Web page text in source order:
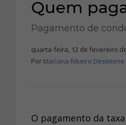
Quem
Pagamento de
quarta-feira, 12 de fevereiro
Por Mariana Ribeiro Desimone
O pagamento da